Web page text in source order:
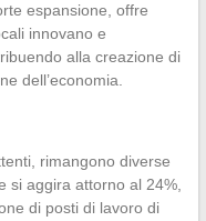
espansione, offre
innovano e
alla creazione di
dell’economia.
rimangono diverse
si aggira attorno al 24%,
di posti di lavoro di